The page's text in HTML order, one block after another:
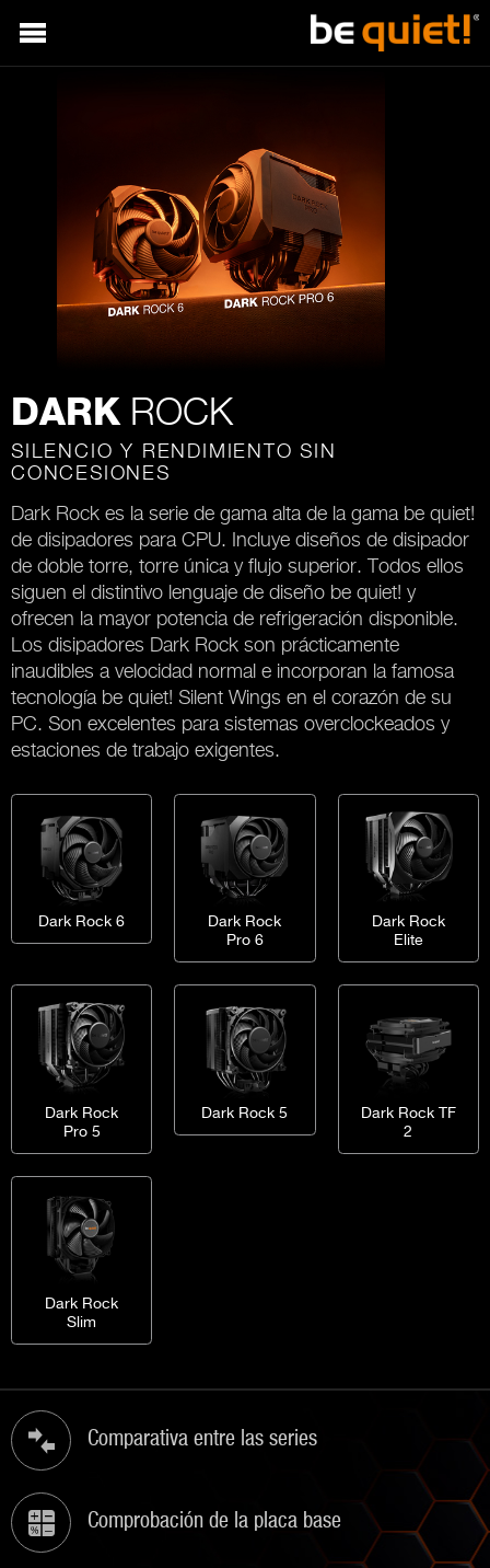
DARK ROCK
SILENCIO Y RENDIMIENTO SIN
CONCESIONES
Dark Rock es la serie de gama alta de la gama be quiet!
de disipadores para CPU. Incluye diseños de disipador
de doble torre, torre única y flujo superior. Todos ellos
siguen el distintivo lenguaje de diseño be quiet! y
ofrecen la mayor potencia de refrigeración disponible.
Los disipadores Dark Rock son prácticamente
inaudibles a velocidad normal e incorporan la famosa
tecnología be quiet! Silent Wings en el corazón de su
PC. Son excelentes para sistemas overclockeados y
estaciones de trabajo exigentes.
Dark Rock 6
Dark Rock
Pro 6
Dark Rock
Elite
Dark Rock
Pro 5
Dark Rock 5
Dark Rock TF
2
Dark Rock
Slim
Comparativa entre las series
Comprobación de la placa base